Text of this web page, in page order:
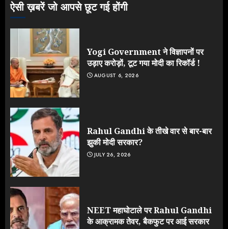
ऐसी ख़बरें जो आपसे छूट गई होंगी
Yogi Government ने विज्ञापनों पर
उड़ाए करोड़ों, टूट गया मोदी का रिकॉर्ड !
AUGUST 6, 2026
Rahul Gandhi के तीखे वार से बार-बार
झुकी मोदी सरकार?
JULY 26, 2026
NEET महाघोटाले पर Rahul Gandhi
के आक्रामक तेवर, बैकफुट पर आई सरकार